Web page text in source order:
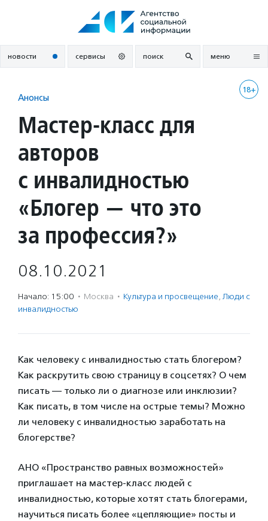
новости сервисы поиск меню
18+
Анонсы
Мастер-класс для
авторов
с инвалидностью
«Блогер — что это
за профессия?»
08.10.2021
Начало: 15:00 · Москва · Культура и просвещение, Люди с
инвалидностью
Как человеку с инвалидностью стать блогером?
Как раскрутить свою страницу в соцсетях? О чем
писать — только ли о диагнозе или инклюзии?
Как писать, в том числе на острые темы? Можно
ли человеку с инвалидностью заработать на
блогерстве?
АНО «Пространство равных возможностей»
приглашает на мастер-класс людей с
инвалидностью, которые хотят стать блогерами,
научиться писать более «цепляющие» посты и